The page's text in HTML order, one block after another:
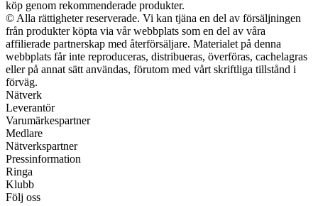
köp genom rekommenderade produkter.
© Alla rättigheter reserverade. Vi kan tjäna en del av försäljningen
från produkter köpta via vår webbplats som en del av våra
affilierade partnerskap med återförsäljare. Materialet på denna
webbplats får inte reproduceras, distribueras, överföras, cachelagras
eller på annat sätt användas, förutom med vårt skriftliga tillstånd i
förväg.
Nätverk
Leverantör
Varumärkespartner
Medlare
Nätverkspartner
Pressinformation
Ringa
Klubb
Följ oss